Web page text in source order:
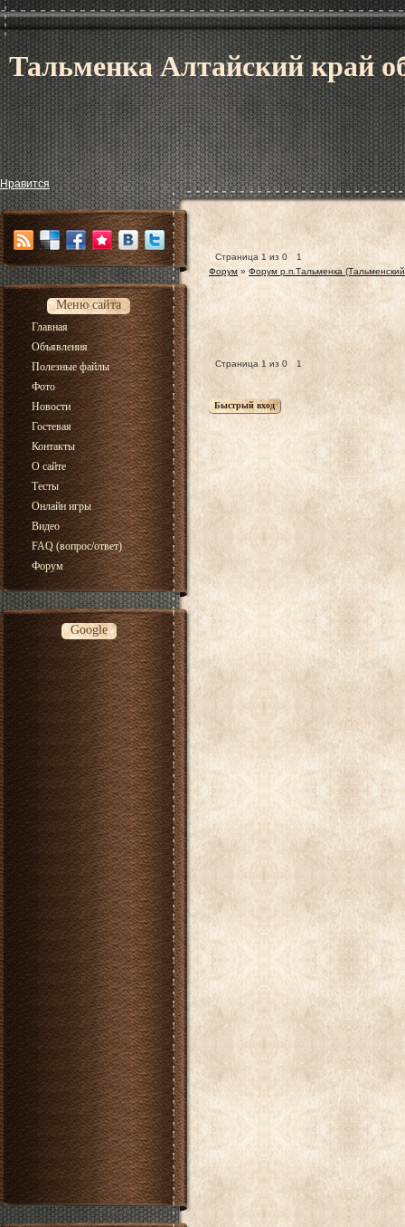
Тальменка Алтайский край
Нравится
Меню сайта
Главная
Объявления
Полезные файлы
Фото
Новости
Гостевая
Контакты
О сайте
Тесты
Онлайн игры
Видео
FAQ (вопрос/ответ)
Форум
Google
Страница 1 из 0
1
Форум » Форум р.п.Тальменка
Страница 1 из 0 1